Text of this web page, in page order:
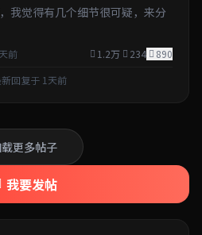
我觉得有几个细节很可疑，来分
前 1.2万 234
890
新回复于 1天前
更多帖子
我要发帖